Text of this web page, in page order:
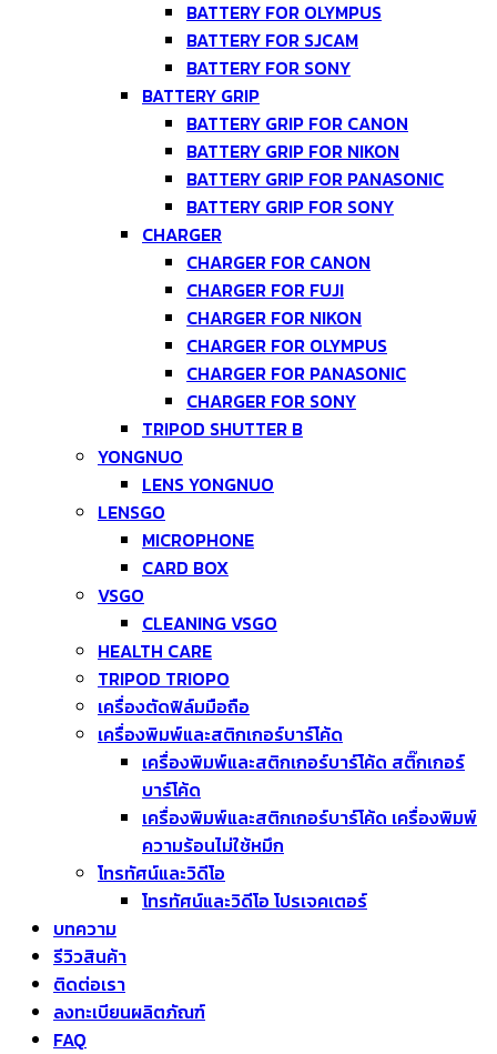
BATTERY FOR OLYMPUS
BATTERY FOR SJCAM
BATTERY FOR SONY
BATTERY GRIP
BATTERY GRIP FOR CANON
BATTERY GRIP FOR NIKON
BATTERY GRIP FOR PANASONIC
BATTERY GRIP FOR SONY
CHARGER
CHARGER FOR CANON
CHARGER FOR FUJI
CHARGER FOR NIKON
CHARGER FOR OLYMPUS
CHARGER FOR PANASONIC
CHARGER FOR SONY
TRIPOD SHUTTER B
YONGNUO
LENS YONGNUO
LENSGO
MICROPHONE
CARD BOX
VSGO
CLEANING VSGO
HEALTH CARE
TRIPOD TRIOPO
เครื่องตัดฟิล์มมือถือ
เครื่องพิมพ์และสติกเกอร์บาร์โค้ด
เครื่องพิมพ์และสติกเกอร์บาร์โค้ด สติ๊กเกอร์
บาร์โค้ด
เครื่องพิมพ์และสติกเกอร์บาร์โค้ด เครื่องพิมพ์
ความร้อนไม่ใช้หมึก
โทรทัศน์และวิดีโอ
โทรทัศน์และวิดีโอ โปรเจคเตอร์
บทความ
รีวิวสินค้า
ติดต่อเรา
ลงทะเบียนผลิตภัณฑ์
FAQ